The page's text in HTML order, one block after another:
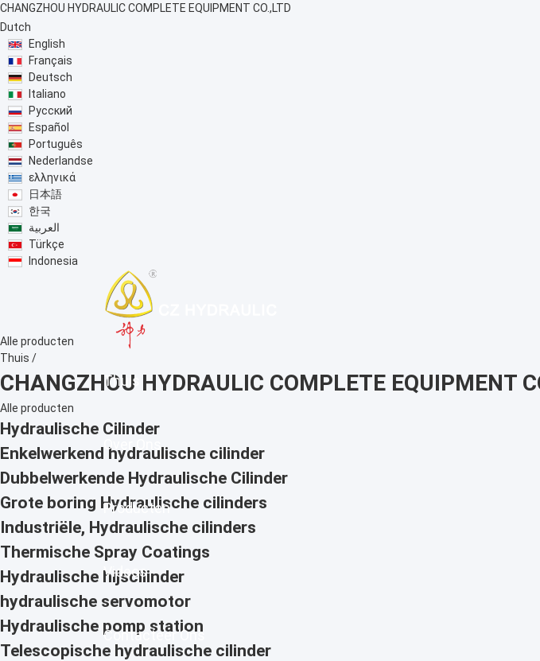
CHANGZHOU HYDRAULIC COMPLETE EQUIPMENT CO.,LTD
Dutch
English
Français
Deutsch
Italiano
Русский
Español
Português
Nederlandse
ελληνικά
日本語
한국
العربية
Türkçe
Indonesia
Thuis
Over Ons
Producten
Videos
Contacteer Ons
Alle producten
Thuis /
CHANGZHOU HYDRAULIC COMPLETE EQUIPMENT
Alle producten
Hydraulische Cilinder
Enkelwerkend hydraulische cilinder
Dubbelwerkende Hydraulische Cilinder
Grote boring Hydraulische cilinders
Industriële, Hydraulische cilinders
Thermische Spray Coatings
Hydraulische hijscilinder
hydraulische servomotor
Hydraulische pomp station
Telescopische hydraulische cilinder